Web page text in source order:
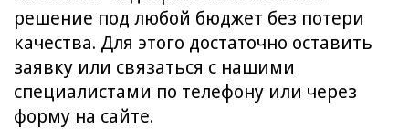
решение под любой бюджет без потери
качества. Для этого достаточно оставить
заявку или связаться с нашими
специалистами по телефону или через
форму на сайте.